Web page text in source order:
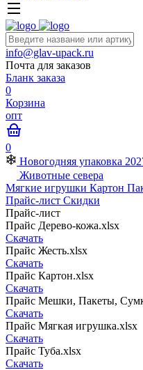
info@glav-upack.ru
Почта для заказов
Бланк заказа
0
Корзина
опт
0
Новогодняя упаковка
Животные севера
Мягкие игрушки Картон
Прайс-лист Скидки
Прайс-лист
Прайс Дерево-кожа.xlsx
Скачать
Прайс Жесть.xlsx
Скачать
Прайс Картон.xlsx
Скачать
Прайс Мешки, Пакеты,
Скачать
Прайс Мягкая игрушка.xlsx
Скачать
Прайс Туба.xlsx
Скачать